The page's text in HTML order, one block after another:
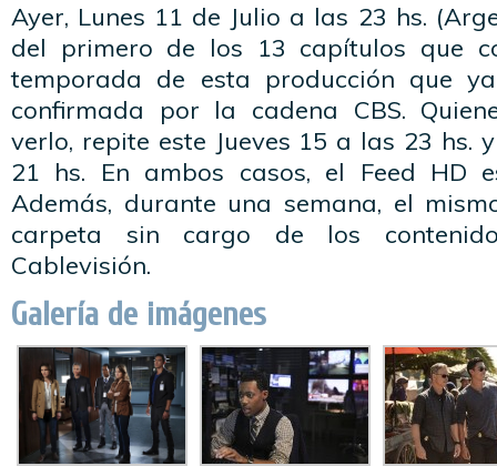
Ayer, Lunes 11 de Julio a las 23 hs.
del primero de los 13 capítulos que
temporada de esta producción que
confirmada por la cadena CBS.
verlo, repite este Jueves 15 a las 23 hs.
21 hs. En ambos casos, el Feed HD
Además, durante una semana, el
carpeta sin cargo de los
Cablevisión.
Galería de imágenes